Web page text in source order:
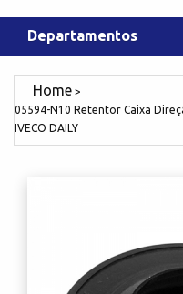
Departamentos
05594-N10 Retentor Caixa
IVECO DAILY